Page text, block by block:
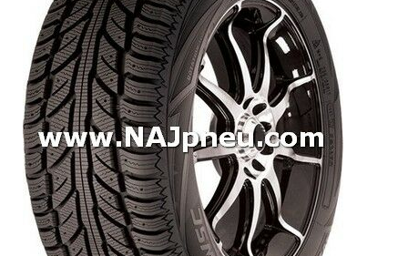
Dodávkové + malé úžitkové
Celoročné pneumatiky
Osobné/crossover + malé úžitkové
SUV/crossover + OFFRoad-ové
Dodávkové + malé úžitkové
Disky